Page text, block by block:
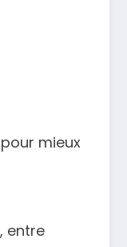
mieux
entre